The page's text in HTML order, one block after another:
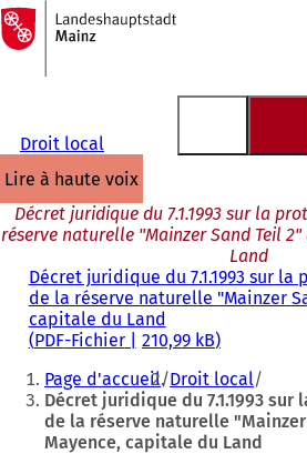
Accéder au contenu
Vers
la
page
d'accueil
Droit local
lire à haute voix
Décret juridique du 7.1.1993 sur la
réserve naturelle "Mainzer Sand Teil
Land
Décret juridique du 7.1.1993 sur
de la réserve naturelle "Mainzer
capitale du Land
PDF-Fichier 210,99 kB
Vous
êtes
Page d'accueil Droit local
Décret juridique du 7.1.1993
de la réserve naturelle
Mayence, capitale du Land